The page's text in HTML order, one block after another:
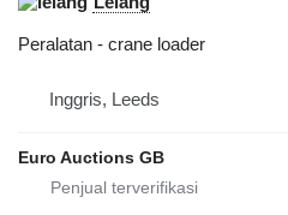
Peralatan - crane loader
Inggris, Leeds
Euro Auctions GB